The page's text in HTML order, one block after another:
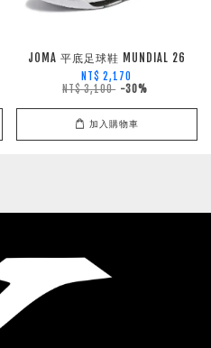
JOMA 平底足球鞋 MUNDIAL 26
NT$ 2,170
NT$ 3,100 -30%
加入購物車